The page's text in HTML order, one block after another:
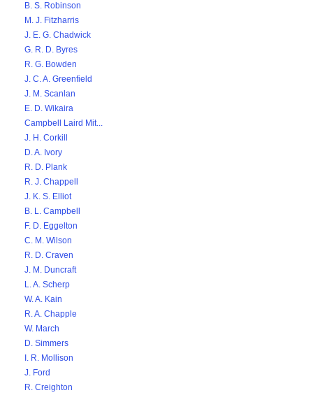
B. S. Robinson
M. J. Fitzharris
J. E. G. Chadwick
G. R. D. Byres
R. G. Bowden
J. C. A. Greenfield
J. M. Scanlan
E. D. Wikaira
Campbell Laird Mit...
J. H. Corkill
D. A. Ivory
R. D. Plank
R. J. Chappell
J. K. S. Elliot
B. L. Campbell
F. D. Eggelton
C. M. Wilson
R. D. Craven
J. M. Duncraft
L. A. Scherp
W. A. Kain
R. A. Chapple
W. March
D. Simmers
I. R. Mollison
J. Ford
R. Creighton